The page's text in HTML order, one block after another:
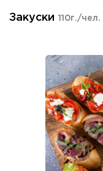
Закуски 110г./чел.